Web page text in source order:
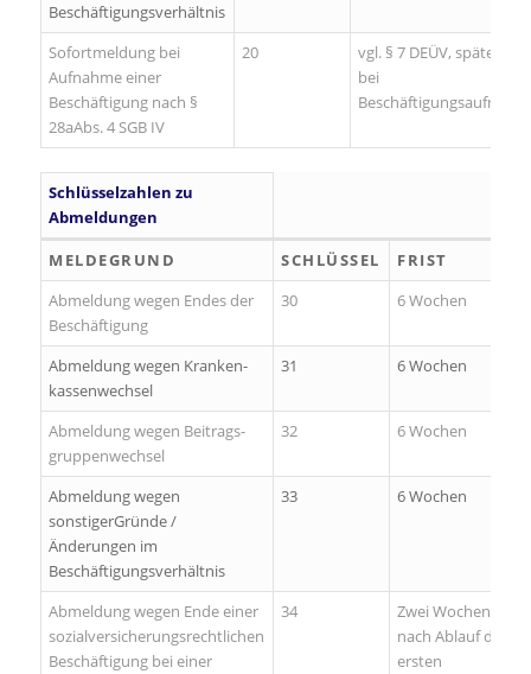
Beschäftigungsverhältnis
Sofortmeldung bei
Aufnahme einer
Beschäftigung nach §
28aAbs. 4 SGB IV
20
vgl. § 7 DEÜV,
bei
Schlüsselzahlen zu
Abmeldungen
MEL­DE­GRUND
SCHLÜSSEL
FRIST
Abmeldung wegen En­des der
Be­schäf­ti­gung
30 6 Wochen
Abmeldung wegen Kran­ken­
kas­sen­wech­sel
31 6 Wochen
Abmeldung wegen Bei­trags­
grup­pen­wech­sel
32 6 Wochen
Abmeldung wegen
sonstigerGründe /
Änderungen im
Beschäftigungsverhältnis
33 6 Wochen
Abmeldung wegen Ende einer
sozialversicherungsrechtlichen
Beschäftigung bei einer
34
Zwei Wochen
nach Ablauf des
ersten